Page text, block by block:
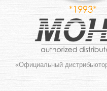
«Официальный